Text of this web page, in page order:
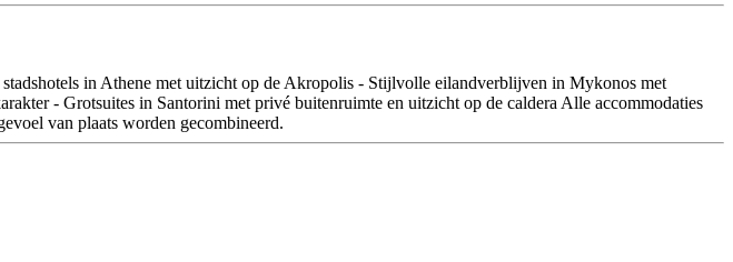
in Athene met uitzicht op de Akropolis - Stijlvolle eilandverblijven in Mykonos met
- Grotsuites in Santorini met privé buitenruimte en uitzicht op de caldera Alle accommodaties
van plaats worden gecombineerd.